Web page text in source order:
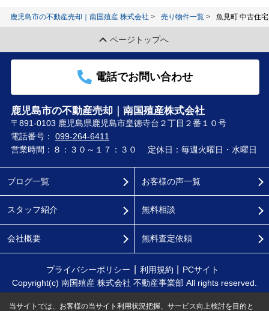
鹿児島市の不動産売却｜南国殖産 株式会社 売り物件一覧 魚見町 中古住宅
ページトップへ
電話でお問い合わせ
鹿児島市の不動産売却｜南国殖産株式会社
〒891-0103 鹿児島県鹿児島市皇徳寺台２丁目２番１０号
電話番号： 099-264-6411
営業時間：８：３０～１７：３０
定休日：毎週火曜日・水曜日
ブログ一覧
スタッフ紹介
会社概要
お客様の声一覧
無料相談
無料査定依頼
プライバシーポリシー 利用規約
PCサイト
Copyright(c) 南国殖産 株式会社 不動産事業部 All rights reserved.
当サイトでは、お客様の当サイト利用状況把握、サービス向上検討を目的と